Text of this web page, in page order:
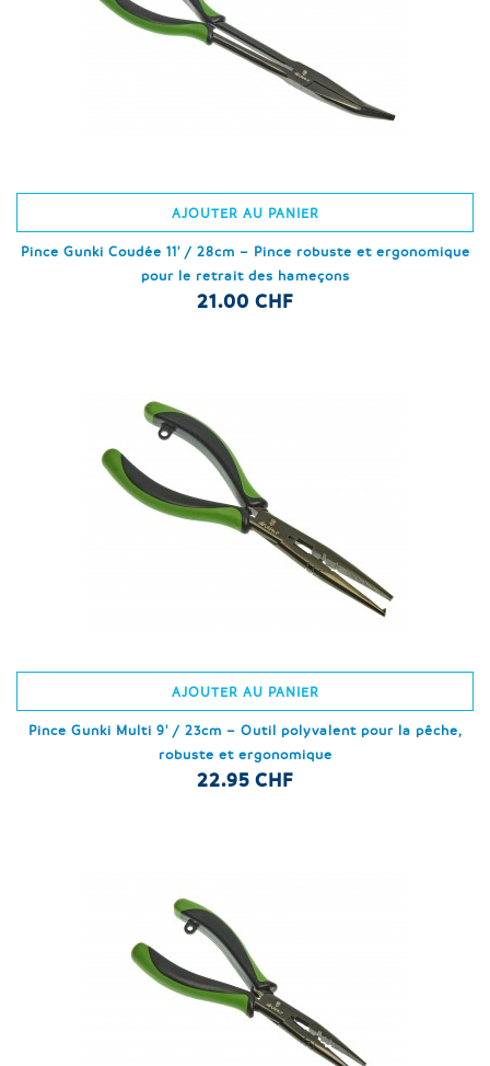
AJOUTER AU PANIER
Pince Gunki Coudée 11' / 28cm – Pince robuste et ergonomique
pour le retrait des hameçons
21.00 CHF
AJOUTER AU PANIER
Pince Gunki Multi 9' / 23cm – Outil polyvalent pour la pêche,
robuste et ergonomique
22.95 CHF